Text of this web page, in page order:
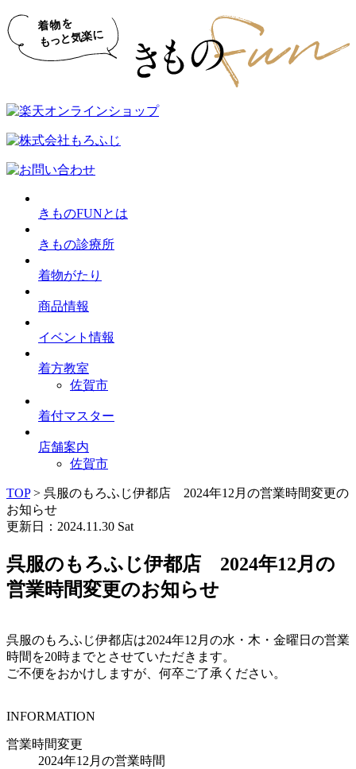
きものFUNとは
きもの診療所
着物がたり
商品情報
イベント情報
着方教室
佐賀市
着付マスター
店舗案内
佐賀市
TOP> 呉服のもろふじ伊都店 2024年12月の営業時間変更の
お知らせ
更新日：2024.11.30 Sat
呉服のもろふじ伊都店 2024年12月の
営業時間変更のお知らせ
呉服のもろふじ伊都店は2024年12月の水・木・金曜日の営業
時間を20時までとさせていただきます。
ご不便をおかけしますが、何卒ご了承ください。
INFORMATION
営業時間変更
2024年12月の営業時間